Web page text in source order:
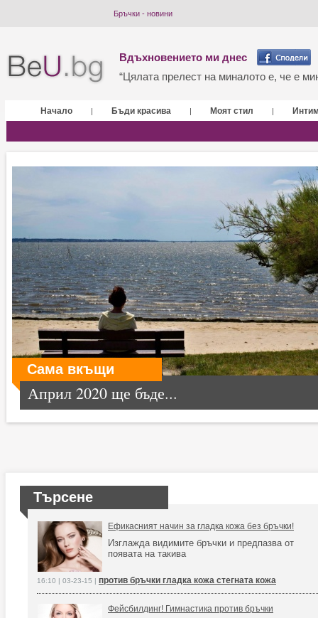
Бръчки - новини
Вдъхновението ми днес
“Цялата прелест на миналото е, че е
Начало | Бъди красива | Моят стил |
Сама вкъщи
Април 2020 ще бъде...
Търсене
Ефикасният начин за гладка кожа без бръчки!
Изглажда видимите бръчки и предпазва от
появата на такива
16:10 | 03-23-15 | против бръчки гладка кожа стегната кожа
Фейсбилдинг! Гимнастика против бръчки